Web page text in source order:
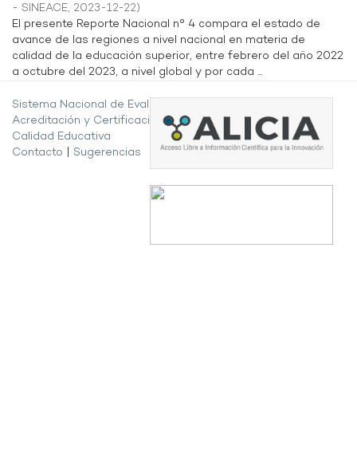
- SINEACE, 2023-12-22)
El presente Reporte Nacional n° 4 compara el estado de
avance de las regiones a nivel nacional en materia de
calidad de la educación superior, entre febrero del año 2022
a octubre del 2023, a nivel global y por cada ...
Sistema Nacional de Evaluación,
Acreditación y Certificación de la
Calidad Educativa
Contacto
Sugerencias